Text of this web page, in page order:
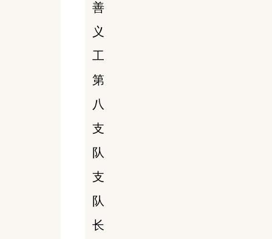
善
义
工
第
八
支
队
支
队
长